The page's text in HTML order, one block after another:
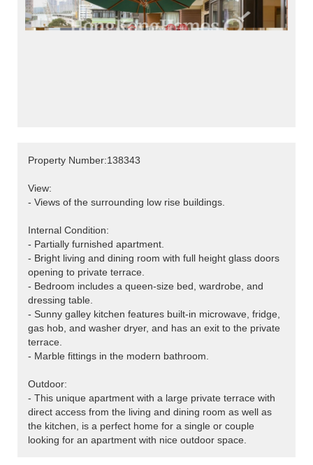
Property Number:138343
View:
- Views of the surrounding low rise buildings.
Internal Condition:
- Partially furnished apartment.
- Bright living and dining room with full height glass doors
opening to private terrace.
- Bedroom includes a queen-size bed, wardrobe, and
dressing table.
- Sunny galley kitchen features built-in microwave, fridge,
gas hob, and washer dryer, and has an exit to the private
terrace.
- Marble fittings in the modern bathroom.
Outdoor:
- This unique apartment with a large private terrace with
direct access from the living and dining room as well as
the kitchen, is a perfect home for a single or couple
looking for an apartment with nice outdoor space.